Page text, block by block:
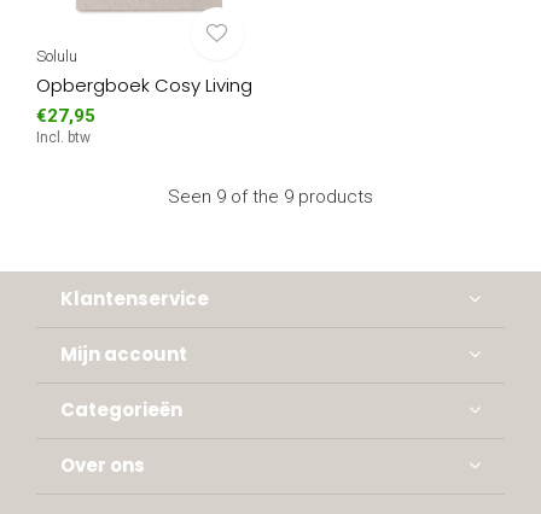
Solulu
Opbergboek Cosy Living
€27,95
Incl. btw
Seen 9 of the 9 products
Klantenservice
Mijn account
Categorieën
Over ons